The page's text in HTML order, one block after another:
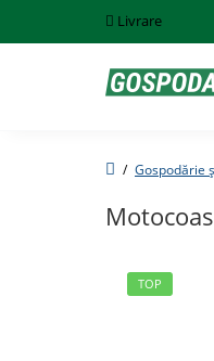
Livrare
Gospodărie
TOP